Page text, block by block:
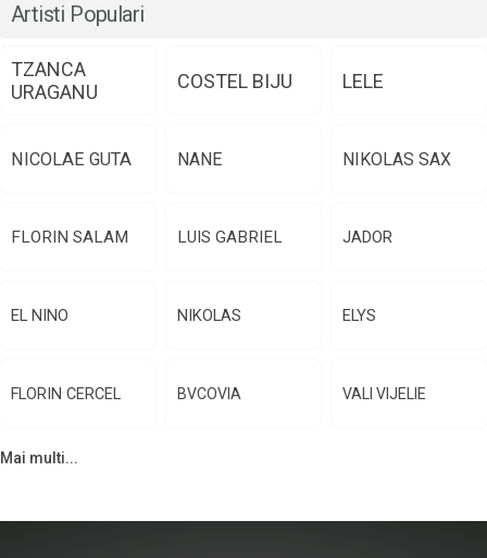
Artisti Populari
TZANCA
URAGANU
COSTEL BIJU LELE
NICOLAE GUTA NANE NIKOLAS SAX
FLORIN SALAM LUIS GABRIEL JADOR
EL NINO NIKOLAS ELYS
FLORIN CERCEL BVCOVIA VALI VIJELIE
Mai multi...